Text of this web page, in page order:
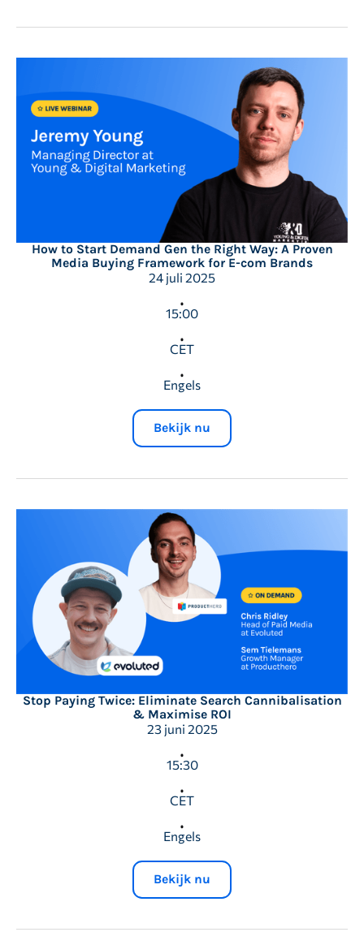
How to Start Demand Gen the Right Way: A Proven
Media Buying Framework for E-com Brands
24 juli 2025
15:00
CET
Engels
Bekijk nu
Stop Paying Twice: Eliminate Search Cannibalisation
& Maximise ROI
23 juni 2025
15:30
CET
Engels
Bekijk nu